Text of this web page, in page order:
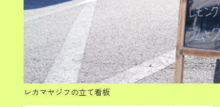
レカマヤジフの立て看板